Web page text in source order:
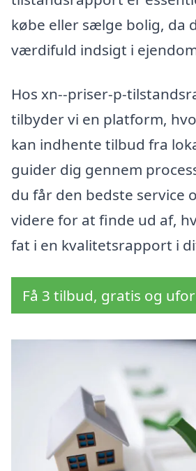
købe eller sælge bolig, da
værdifuld indsigt i
Hos xn--priser-p-
tilbyder vi en platform,
kan indhente tilbud fra
guider dig gennem
du får den bedste service
videre for at finde ud af,
fat i en kvalitetsrapport i
Få 3 tilbud, gratis og